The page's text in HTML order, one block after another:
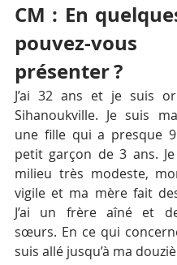
CM : En
pouvez-
présenter ?
J’ai 32 ans et je suis
Sihanoukville. Je suis
une fille qui a presque
petit garçon de 3 ans. Je
milieu très modeste,
vigile et ma mère fait
J’ai un frère aîné et
sœurs. En ce qui
suis allé jusqu’à ma